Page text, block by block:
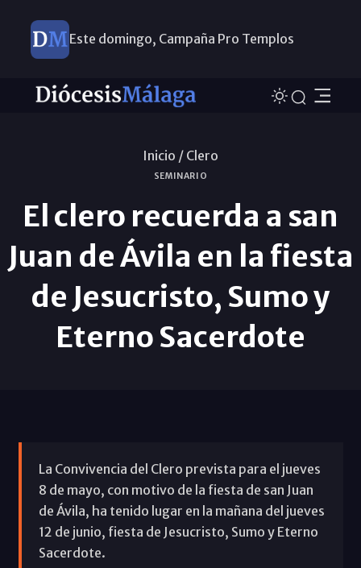
Este domingo, Campaña Pro Templos
Inicio / Clero
SEMINARIO
El clero recuerda a san
Juan de Ávila en la fiesta
de Jesucristo, Sumo y
Eterno Sacerdote
La Convivencia del Clero prevista para el jueves
8 de mayo, con motivo de la fiesta de san Juan
de Ávila, ha tenido lugar en la mañana del jueves
12 de junio, fiesta de Jesucristo, Sumo y Eterno
Sacerdote.